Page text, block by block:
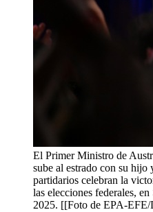
El Primer Ministro de
sube al estrado con su hijo
partidarios celebran la
las elecciones federales,
2025. [[Foto de EPA-